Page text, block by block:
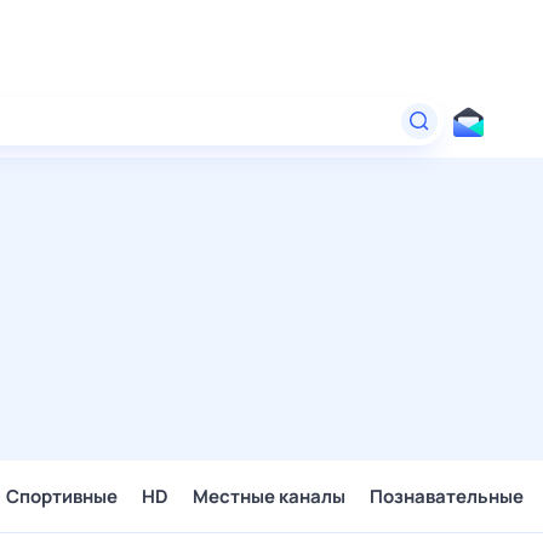
Спортивные HD Местные каналы Познавательные